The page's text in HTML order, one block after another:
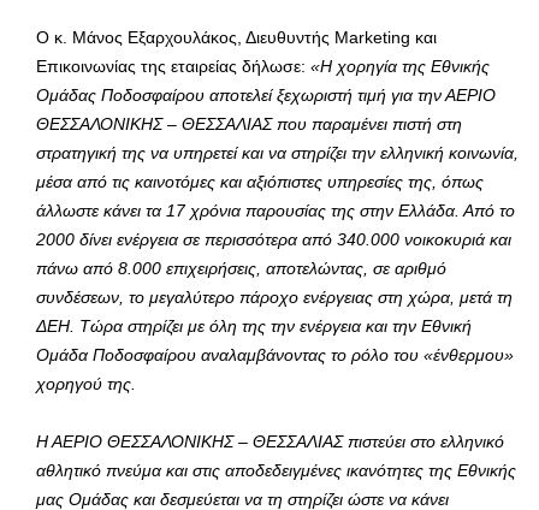
Ο κ. Μάνος Εξαρχουλάκος, Διευθυντής Marketing και
Επικοινωνίας της εταιρείας δήλωσε: «Η χορηγία της Εθνικής
Ομάδας Ποδοσφαίρου αποτελεί ξεχωριστή τιμή για την ΑΕΡΙΟ
ΘΕΣΣΑΛΟΝΙΚΗΣ – ΘΕΣΣΑΛΙΑΣ που παραμένει πιστή στη
στρατηγική της να υπηρετεί και να στηρίζει την ελληνική κοινωνία,
μέσα από τις καινοτόμες και αξιόπιστες υπηρεσίες της, όπως
άλλωστε κάνει τα 17 χρόνια παρουσίας της στην Ελλάδα. Από το
2000 δίνει ενέργεια σε περισσότερα από 340.000 νοικοκυριά και
πάνω από 8.000 επιχειρήσεις, αποτελώντας, σε αριθμό
συνδέσεων, το μεγαλύτερο πάροχο ενέργειας στη χώρα, μετά τη
ΔΕΗ. Τώρα στηρίζει με όλη της την ενέργεια και την Εθνική
Ομάδα Ποδοσφαίρου αναλαμβάνοντας το ρόλο του «ένθερμου»
χορηγού της.
Η ΑΕΡΙΟ ΘΕΣΣΑΛΟΝΙΚΗΣ – ΘΕΣΣΑΛΙΑΣ πιστεύει στο ελληνικό
αθλητικό πνεύμα και στις αποδεδειγμένες ικανότητες της Εθνικής
μας Ομάδας και δεσμεύεται να τη στηρίζει ώστε να κάνει